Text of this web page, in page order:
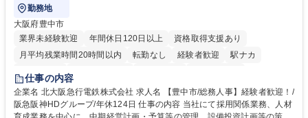
勤務地
大阪府豊中市
業界未経験歓迎
年間休日120日以上
資格取得支援あり
月平均残業時間20時間以内
転勤なし 経験者歓迎
駅ナカ
退職金あり
土日祝休み
服装自由 昼食補助あり 食事補助あり
仕事の内容
企業名 北大阪急行電鉄株式会社 求人名 【豊中市/総務人事】経験者歓迎！/
阪急阪神HDグループ/年休124日 仕事の内容 当社にて採用関係業務、人材